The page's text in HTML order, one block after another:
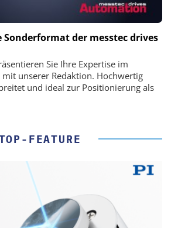
Sonderformat der messtec drives
Sie Ihre Expertise im
unserer Redaktion. Hochwertig
und ideal zur Positionierung als
FEATURE